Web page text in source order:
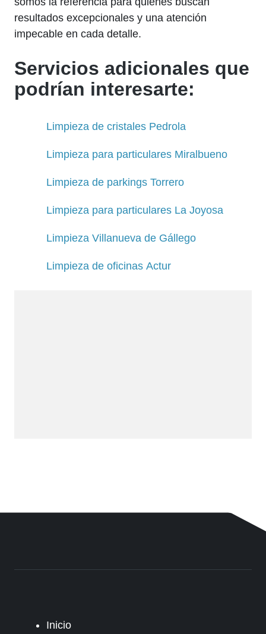
resultados excepcionales y una atención
impecable en cada detalle.
Servicios adicionales que
podrían interesarte:
Limpieza de cristales Pedrola
Limpieza para particulares Miralbueno
Limpieza de parkings Torrero
Limpieza para particulares La Joyosa
Limpieza Villanueva de Gállego
Limpieza de oficinas Actur
Inicio